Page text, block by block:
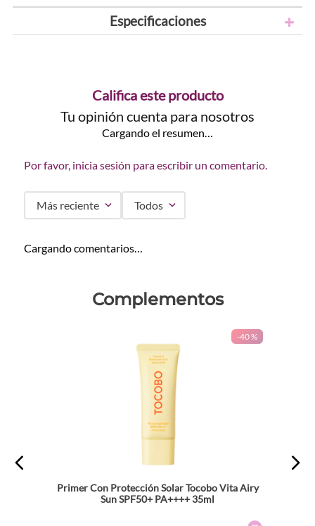
Especificaciones
Califica este producto
Tu opinión cuenta para nosotros
Cargando el resumen…
Por favor, inicia sesión para escribir un comentario.
Más reciente Todos
Cargando comentarios…
Complementos
-40 %
Primer Con Protección Solar Tocobo Vita Airy
Sun SPF50+ PA++++ 35ml